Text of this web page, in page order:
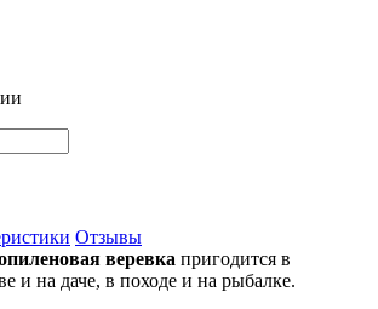
Отзывы
веревка пригодится в
и на даче, в походе и на рыбалке.